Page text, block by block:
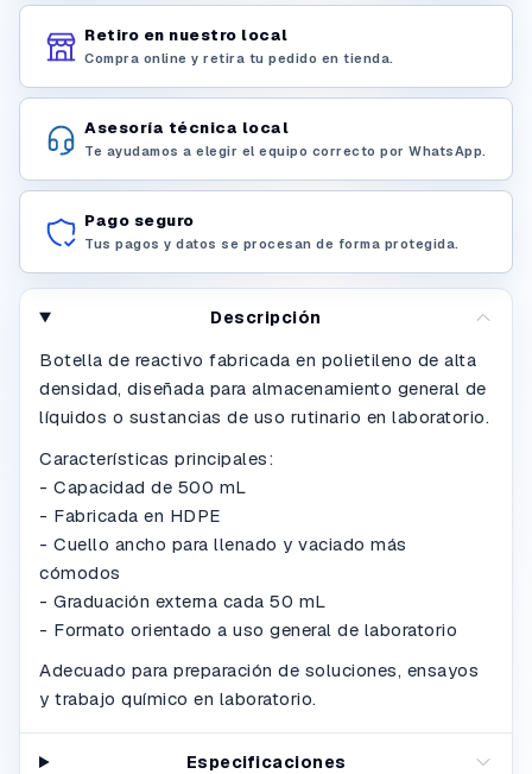
Retiro en nuestro local
Compra online y retira tu pedido en tienda.
Asesoría técnica local
Te ayudamos a elegir el equipo correcto por WhatsApp.
Pago seguro
Tus pagos y datos se procesan de forma protegida.
Descripción
Botella de reactivo fabricada en polietileno de alta
densidad, diseñada para almacenamiento general de
líquidos o sustancias de uso rutinario en laboratorio.
Características principales:
- Capacidad de 500 mL
- Fabricada en HDPE
- Cuello ancho para llenado y vaciado más
cómodos
- Graduación externa cada 50 mL
- Formato orientado a uso general de laboratorio
Adecuado para preparación de soluciones, ensayos
y trabajo químico en laboratorio.
Especificaciones